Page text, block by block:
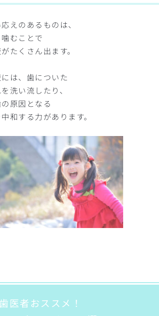
えのあるものは、
むことで
たくさん出ます。
は、歯についた
洗い流したり、
原因となる
和する力があります。
歯医者おススメ！